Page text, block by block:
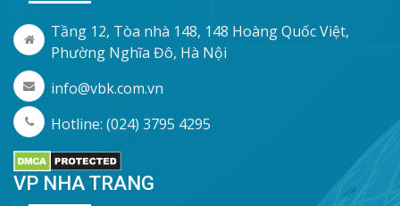
Tầng 12, Tòa nhà 148, 148 Hoàng Quốc Việt,
Phường Nghĩa Đô, Hà Nội
info@vbk.com.vn
Hotline: (024) 3795 4295
VP NHA TRANG